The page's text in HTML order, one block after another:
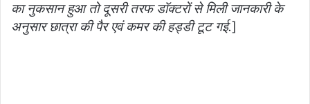
का नुकसान हुआ तो दूसरी तरफ डॉक्टरों से मिली जानकारी के
अनुसार छात्रा की पैर एवं कमर की हड्डी टूट गई.]